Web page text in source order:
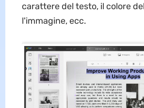
carattere del testo, il colore
l'immagine, ecc.